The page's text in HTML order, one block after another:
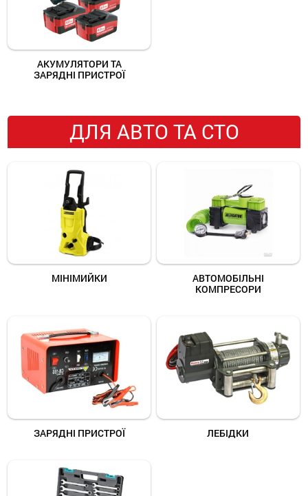
АКУМУЛЯТОРИ ТА
ЗАРЯДНІ ПРИСТРОЇ
ДЛЯ АВТО ТА СТО
МІНІМИЙКИ
АВТОМОБІЛЬНІ
КОМПРЕСОРИ
ЗАРЯДНІ ПРИСТРОЇ ЛЕБІДКИ